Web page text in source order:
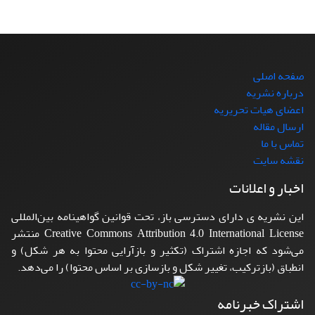
صفحه اصلی
درباره نشریه
اعضای هیات تحریریه
ارسال مقاله
تماس با ما
نقشه سایت
اخبار و اعلانات
این نشریه ی دارای دسترسی باز، تحت قوانین گواهینامه بین‌المللی
Creative Commons Attribution 4.0 International License منتشر
می‌شود که اجازه اشتراک (تکثیر و بازآرایی محتوا به هر شکل) و
انطباق (بازترکیب، تغییر شکل و بازسازی بر اساس محتوا) را می‌دهد.
اشتراک خبرنامه